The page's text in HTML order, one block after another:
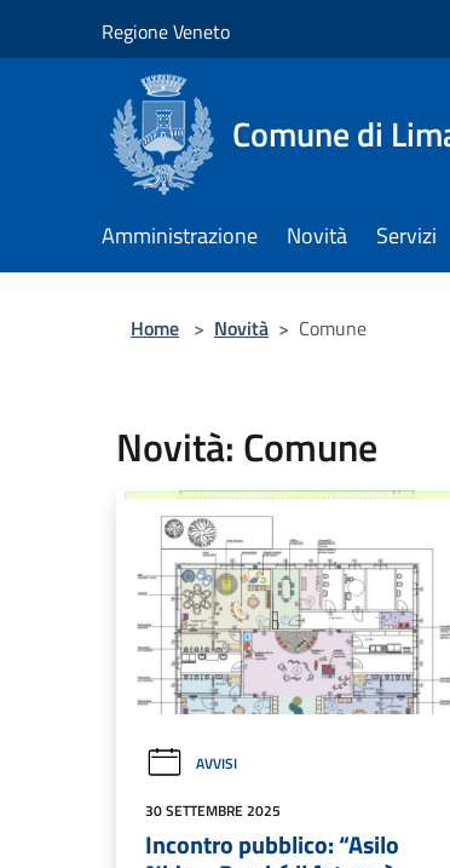
Regione Veneto
Comune di
Amministrazione Novità Servizi
Home > Novità > Comune
Novità: Comune
AVVISI
30 SETTEMBRE 2025
Incontro pubblico: “Asilo